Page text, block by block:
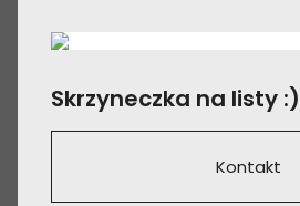
Skrzyneczka na listy :)
Kontakt